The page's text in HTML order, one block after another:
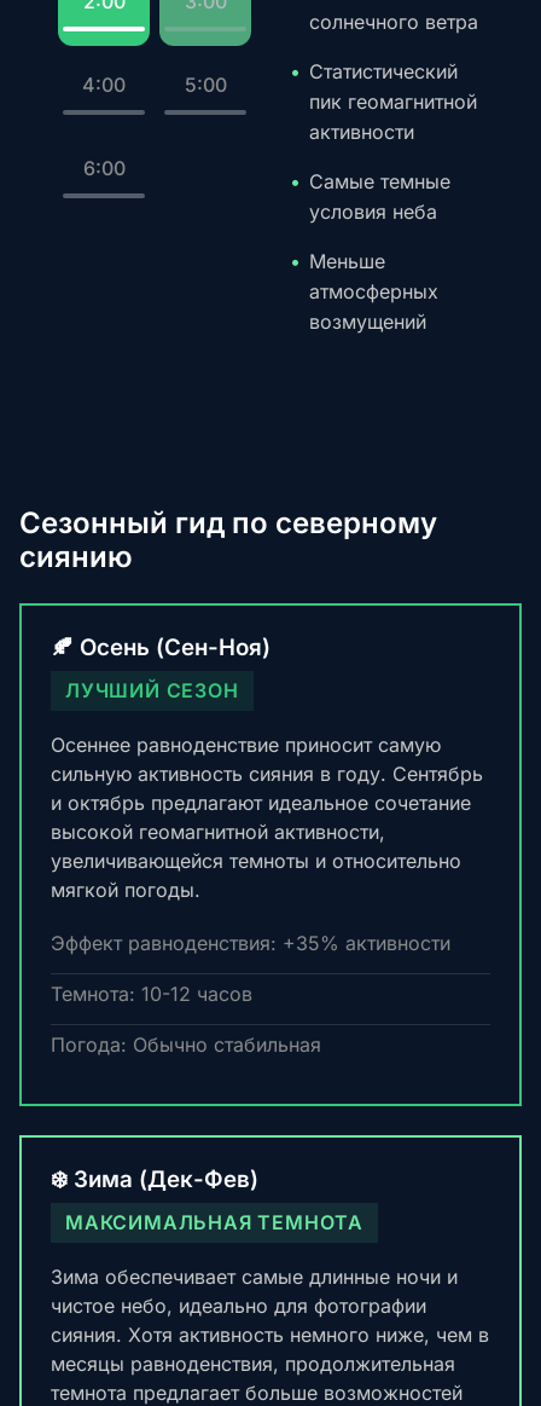
4:00 5:00
6:00
солнечного ветра
Статистический
пик геомагнитной
активности
Самые темные
условия неба
Меньше
атмосферных
возмущений
Сезонный гид по северному
сиянию
🍂 Осень (Сен-Ноя)
ЛУЧШИЙ СЕЗОН
Осеннее равноденствие приносит самую
сильную активность сияния в году. Сентябрь
и октябрь предлагают идеальное сочетание
высокой геомагнитной активности,
увеличивающейся темноты и относительно
мягкой погоды.
Эффект равноденствия: +35% активности
Темнота: 10-12 часов
Погода: Обычно стабильная
❄️ Зима (Дек-Фев)
МАКСИМАЛЬНАЯ ТЕМНОТА
Зима обеспечивает самые длинные ночи и
чистое небо, идеально для фотографии
сияния. Хотя активность немного ниже, чем в
месяцы равноденствия, продолжительная
темнота предлагает больше возможностей